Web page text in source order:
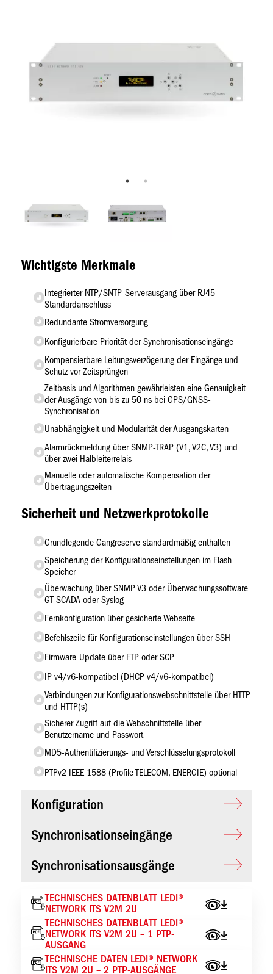
Wichtigste Merkmale
Integrierter NTP/SNTP-Serverausgang über RJ45-
Standardanschluss
Redundante Stromversorgung
Konfigurierbare Priorität der Synchronisationseingänge
Kompensierbare Leitungsverzögerung der Eingänge und
Schutz vor Zeitsprüngen
Zeitbasis und Algorithmen gewährleisten eine Genauigkeit
der Ausgänge von bis zu 50 ns bei GPS/GNSS-
Synchronisation
Unabhängigkeit und Modularität der Ausgangskarten
Alarmrückmeldung über SNMP-TRAP (V1, V2C, V3) und
über zwei Halbleiterrelais
Manuelle oder automatische Kompensation der
Übertragungszeiten
Sicherheit und Netzwerkprotokolle
Grundlegende Gangreserve standardmäßig enthalten
Speicherung der Konfigurationseinstellungen im Flash-
Speicher
Überwachung über SNMP V3 oder Überwachungssoftware
GT SCADA oder Syslog
Fernkonfiguration über gesicherte Webseite
Befehlszeile für Konfigurationseinstellungen über SSH
Firmware-Update über FTP oder SCP
IP v4/v6-kompatibel (DHCP v4/v6-kompatibel)
Verbindungen zur Konfigurationswebschnittstelle über HTTP
und HTTP(s)
Sicherer Zugriff auf die Webschnittstelle über
Benutzername und Passwort
MD5-Authentifizierungs- und Verschlüsselungsprotokoll
PTPv2 IEEE 1588 (Profile TELECOM, ENERGIE) optional
Konfiguration
Synchronisationseingänge
Synchronisationsausgänge
TECHNISCHES DATENBLATT LEDI®
NETWORK ITS V2M 2U
TECHNISCHES DATENBLATT LEDI®
NETWORK ITS V2M 2U – 1 PTP-
AUSGANG
TECHNISCHE DATEN LEDI® NETWORK
ITS V2M 2U – 2 PTP-AUSGÄNGE